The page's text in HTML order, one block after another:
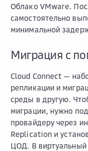
Облако VMware.
самостоятельно
минимальной
Миграция с
Сloud Connect —
репликации и
среды в другую.
миграции, нужно
провайдеру через
Replication и
ЦОД. В